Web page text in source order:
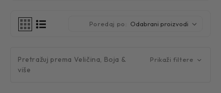
Poredaj po:
Pretražuj prema Veličina, Boja &
više
Prikaži filtere